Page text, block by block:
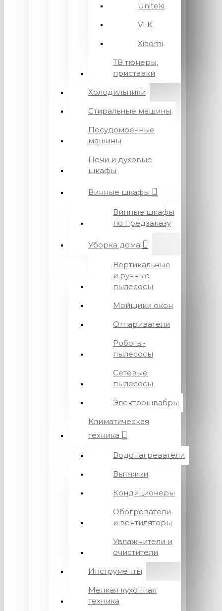
Uniteki
VLK
Xiaomi
ТВ тюнеры,
приставки
Холодильники
Стиральные машины
Посудомоечные
машины
Печи и духовые
шкафы
Винные шкафы
Винные шкафы
по предзаказу
Уборка дома
Вертикальные
и ручные
пылесосы
Мойщики окон
Отпариватели
Роботы-
пылесосы
Сетевые
пылесосы
Электрошвабры
Климатическая
техника
Водонагреватели
Вытяжки
Кондиционеры
Обогреватели
и вентиляторы
Увлажнители и
очистители
Инструменты
Мелкая кухонная
техника